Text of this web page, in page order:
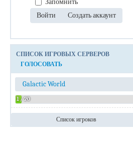
Запомнить
СПИСОК ИГРОВЫХ СЕРВЕРОВ
ГОЛОСОВАТЬ
Galactic World
1 / 20
Список игроков